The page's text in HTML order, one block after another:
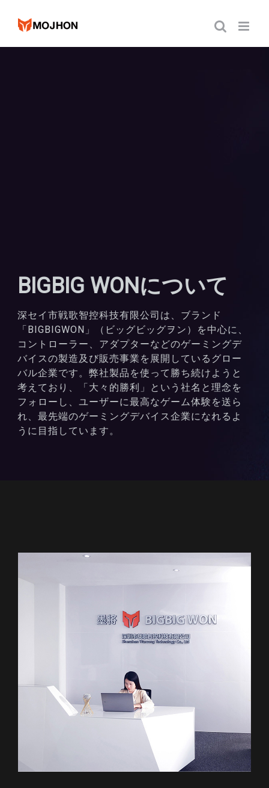
BIGBIG WONについて
深セイ市戦歌智控科技有限公司は、ブランド
「BIGBIGWON」（ビッグビッグヲン）を中心に、
コントローラー、アダプターなどのゲーミングデ
バイスの製造及び販売事業を展開しているグロー
バル企業です。弊社製品を使って勝ち続けようと
考えており、「大々的勝利」という社名と理念を
フォローし、ユーザーに最高なゲーム体験を送ら
れ、最先端のゲーミングデバイス企業になれるよ
うに目指しています。